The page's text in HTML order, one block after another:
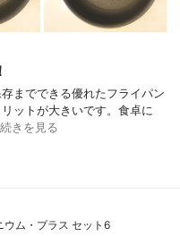
までできる優れたフライパン
ットが大きいです。食卓に
続きを見る
ウム・プラス セット6